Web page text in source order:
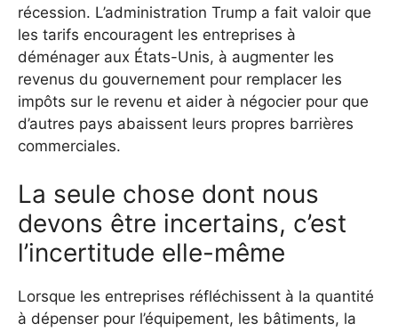
récession. L’administration Trump a fait valoir que
les tarifs encouragent les entreprises à
déménager aux États-Unis, à augmenter les
revenus du gouvernement pour remplacer les
impôts sur le revenu et aider à négocier pour que
d’autres pays abaissent leurs propres barrières
commerciales.
La seule chose dont nous
devons être incertains, c’est
l’incertitude elle-même
Lorsque les entreprises réfléchissent à la quantité
à dépenser pour l’équipement, les bâtiments, la